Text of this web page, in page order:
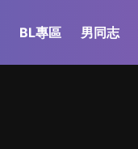
BL專區 男同志